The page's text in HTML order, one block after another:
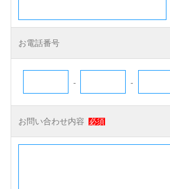
お電話番号
- -
お問い合わせ内容 必須